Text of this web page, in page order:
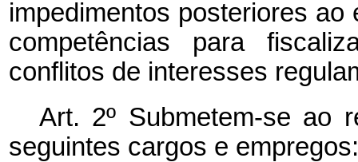
impedimentos posteriores
competências para
conflitos de interesses
Art. 2º Submetem-se ao
seguintes cargos e empregos: